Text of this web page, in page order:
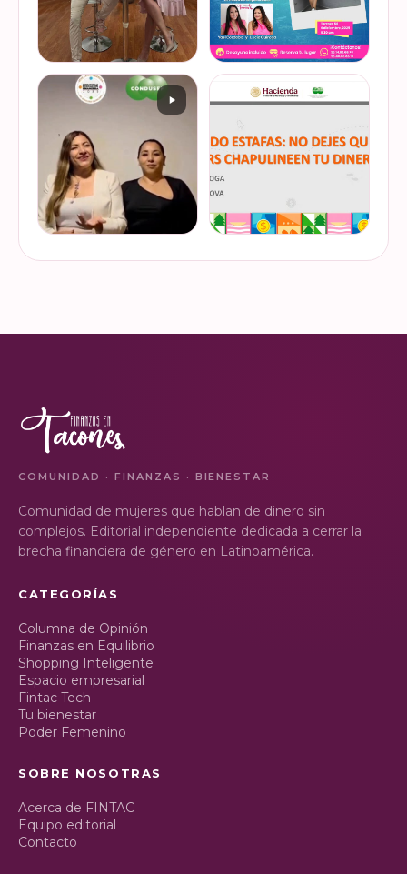
De cuando te toca ser la
entrevistada. Un placer
platicar con Esther Luiselli
de tus finanzas en la serie
de "Mu…
VER EN
INSTAGRAM
mejor forma de gestionar
ese dinero extra de fin de
ahorro o aguinaldo, es un
dinero…
VER EN
INSTAGRAM
de la Semana Nacional de
que los hackers
COMUNIDAD · FINANZAS · BIENESTAR
Comunidad de mujeres que hablan de dinero sin
complejos. Editorial independiente dedicada a cerrar la
brecha financiera de género en Latinoamérica.
CATEGORÍAS
Columna de Opinión
Finanzas en Equilibrio
Shopping Inteligente
Espacio empresarial
Fintac Tech
Tu bienestar
Poder Femenino
SOBRE NOSOTRAS
Acerca de FINTAC
Equipo editorial
Contacto